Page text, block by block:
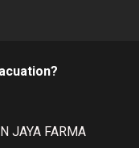
JAYA FARMA